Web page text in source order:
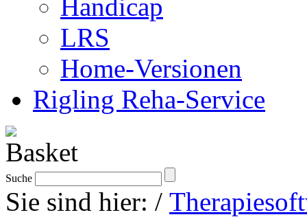
Handicap
LRS
Home-Versionen
Rigling Reha-Service
Suche
Sie sind hier: /